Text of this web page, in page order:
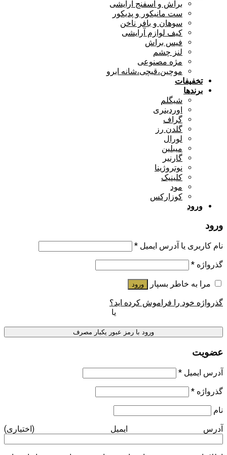
براش و اسفنج آرایشی
ست مانیکور و پدیکور
سوهان و بافر ناخن
کیف لوازم آرایشی
فیس براش
لنز چشم
مژه مصنوعی
موچین،قیچی،شانه ابرو
تخفیفات
برندها
شیگلم
اوردینری
گراف
گلدن رز
لورال
میبلین
گارنیر
نوتروژینا
کلینیک
مود
کوزارکس
ورود
ورود
نام کاربری یا آدرس ایمیل *
گذرواژه *
مرا به خاطر بسپار
ورود
گذرواژه خود را فراموش کرده اید؟
یا
ورود با رمز عبور یکبار مصرف
عضویت
آدرس ایمیل *
گذرواژه *
نام
آدرس ایمیل (اختیاری)